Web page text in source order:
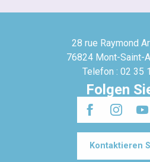
28 rue Raymond
76824 Mont-Saint-
Telefon : 02 35
Folgen
Kontaktieren